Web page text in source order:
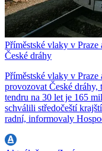
Příměstské vlaky v
České dráhy
Příměstské vlaky v
provozovat České dráhy,
tendru na 30 let je 165
schválili středočeští
radní, informovaly